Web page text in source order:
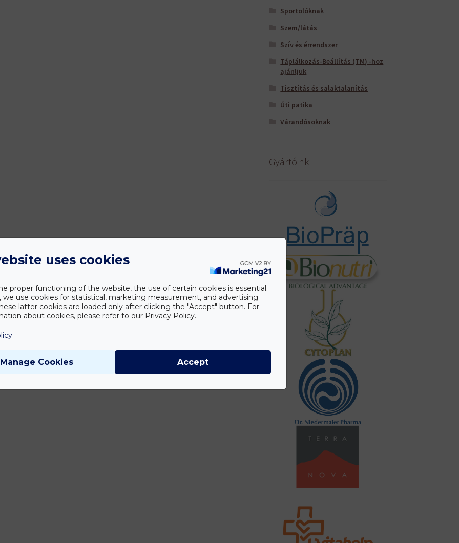
Sportolóknak
Szem/látás
Szív és érrendszer
Táplálkozás-Beállítás (TM) -hoz
ajánljuk
Tisztítás és salaktalanítás
Úti patika
Várandósoknak
Gyártóink
uses cookies
proper functioning of the website, the use of certain cookies is essential.
we use cookies for statistical, marketing measurement, and advertising
latter cookies are loaded only after clicking the "Accept" button. For
about cookies, please refer to our Privacy Policy.
Manage Cookies Accept